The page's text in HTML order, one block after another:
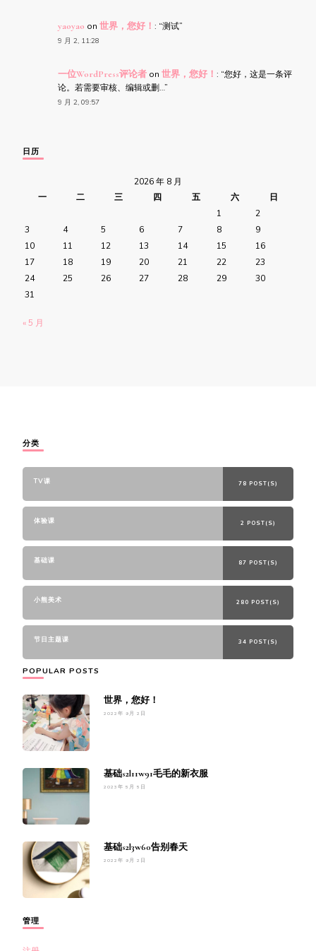
yaoyao on 世界，您好！ : “测试”
9 月 2, 11:28
一位WordPress评论者 on 世界，您好！ : “您好，这是一条评
论。若需要审核、编辑或删…”
9 月 2, 09:57
日历
2026 年 8 月
一
二 三 四 五 六
日
1
2
3
4 5 6 7 8
9
10
11 12 13 14 15
16
17
18 19 20 21 22
23
24
25 26 27 28 29
30
31
« 5 月
分类
TV课 78 POST(S)
体验课 2 POST(S)
基础课 87 POST(S)
小熊美术 280 POST(S)
节日主题课 34 POST(S)
POPULAR POSTS
世界，您好！
2022年 9月 2日
基础s2l11w91毛毛的新衣服
2023年 5月 5日
基础s2l3w60告别春天
2022年 9月 2日
管理